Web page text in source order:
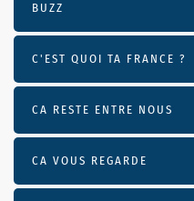
BUZZ
C'EST QUOI TA FRANCE ?
CA RESTE ENTRE NOUS
CA VOUS REGARDE